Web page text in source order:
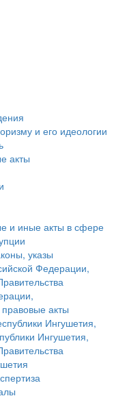
и его идеологии
акты
и иные акты в сфере
указы
Федерации,
акты
Ингушетия,
Ингушетия,